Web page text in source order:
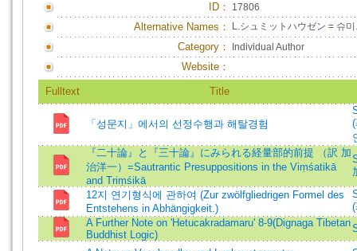
ID ： 17806
Alternative Names： L.シュミットハウゼン = 슈
Category： Individual Author
Website：
Fulltext Title
「성문지」에서의 선정수행과 해탈경험
『二十論』と『三十論』にみられる経量部的前提 （訳 加
治洋一）=Sautrantic Presuppositions in the Viṃśatikā
and Triṃśikā
12지 연기형식에 관하여 (Zur zwölfgliedrigen Formel des
Entstehens in Abhängigkeit.)
A Further Note on 'Hetucakradamaru' 8-9(Dignaga Tibetan
Buddhist Logic)